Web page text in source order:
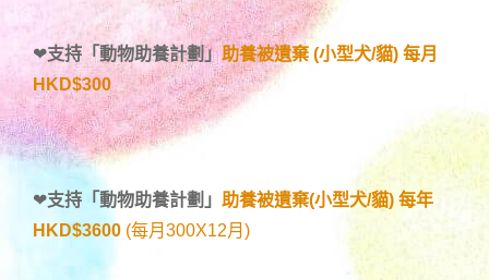
❤支持「動物助養計劃 」助養被遺棄 (小型犬/貓) 每月
HKD$300
❤支持「動物助養計劃 」 助養被遺棄(小型犬/貓) 每年
HKD$3600 (每月300X12月)